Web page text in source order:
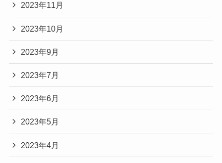
2023年11月
2023年10月
2023年9月
2023年7月
2023年6月
2023年5月
2023年4月